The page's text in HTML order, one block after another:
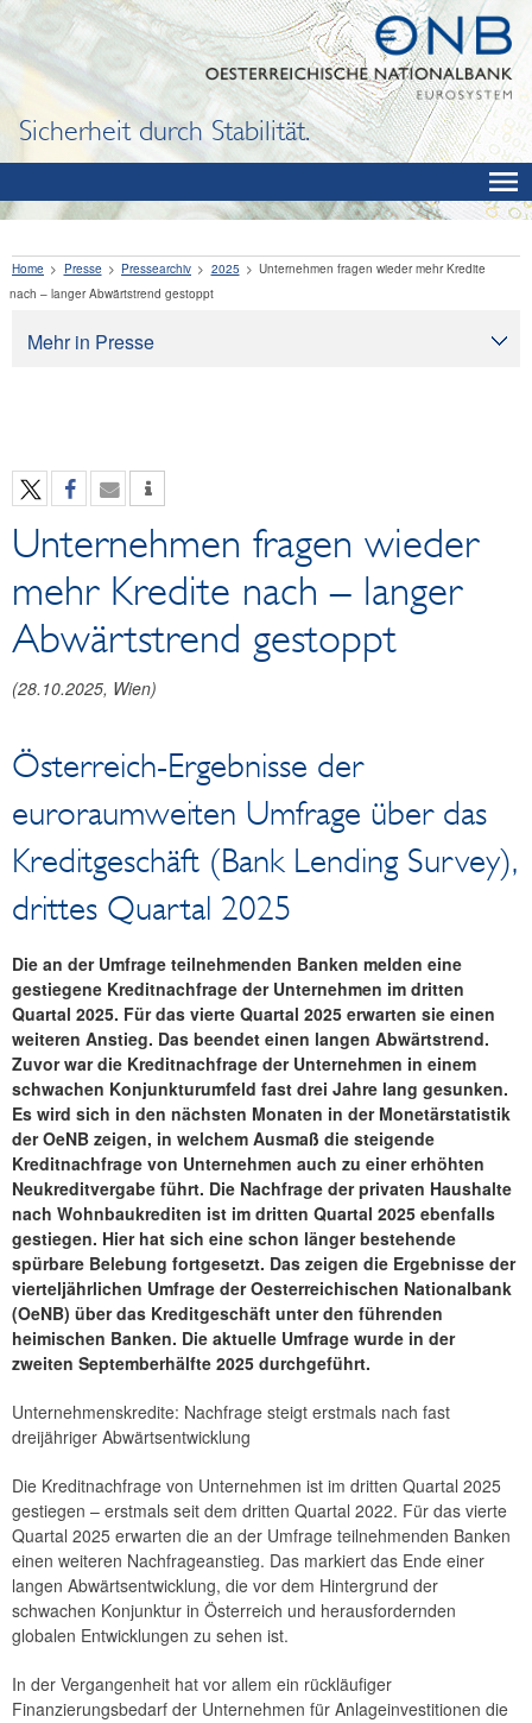
Sicherheit durch Stabilität.
Mehr in Presse
OeNB-Blog
OeNB-Podcast
Reden und Präsentationen
Berichte
Infografiken
Fotos
Home Presse Pressearchiv 2025
Unternehmen fragen wieder mehr Kredite
nach – langer Abwärtstrend gestoppt
Unternehmen fragen wieder
mehr Kredite nach – langer
Abwärtstrend gestoppt
(28.10.2025, Wien)
Österreich-Ergebnisse der
euroraumweiten Umfrage über das
Kreditgeschäft (Bank Lending Survey),
drittes Quartal 2025
Die an der Umfrage teilnehmenden Banken melden eine
gestiegene Kreditnachfrage der Unternehmen im dritten
Quartal 2025. Für das vierte Quartal 2025 erwarten sie einen
weiteren Anstieg. Das beendet einen langen Abwärtstrend.
Zuvor war die Kreditnachfrage der Unternehmen in einem
schwachen Konjunkturumfeld fast drei Jahre lang gesunken.
Es wird sich in den nächsten Monaten in der Monetärstatistik
der OeNB zeigen, in welchem Ausmaß die steigende
Kreditnachfrage von Unternehmen auch zu einer erhöhten
Neukreditvergabe führt. Die Nachfrage der privaten Haushalte
nach Wohnbaukrediten ist im dritten Quartal 2025 ebenfalls
gestiegen. Hier hat sich eine schon länger bestehende
spürbare Belebung fortgesetzt. Das zeigen die Ergebnisse der
vierteljährlichen Umfrage der Oesterreichischen Nationalbank
(OeNB) über das Kreditgeschäft unter den führenden
heimischen Banken. Die aktuelle Umfrage wurde in der
zweiten Septemberhälfte 2025 durchgeführt.
Unternehmenskredite: Nachfrage steigt erstmals nach fast
dreijähriger Abwärtsentwicklung
Die Kreditnachfrage von Unternehmen ist im dritten Quartal 2025
gestiegen – erstmals seit dem dritten Quartal 2022. Für das vierte
Quartal 2025 erwarten die an der Umfrage teilnehmenden Banken
einen weiteren Nachfrageanstieg. Das markiert das Ende einer
langen Abwärtsentwicklung, die vor dem Hintergrund der
schwachen Konjunktur in Österreich und herausfordernden
globalen Entwicklungen zu sehen ist.
In der Vergangenheit hat vor allem ein rückläufiger
Finanzierungsbedarf der Unternehmen für Anlageinvestitionen die